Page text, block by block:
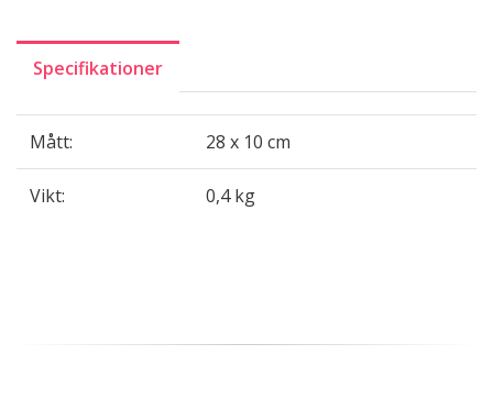
Specifikationer
Mått: 28 x 10 cm
Vikt: 0,4 kg